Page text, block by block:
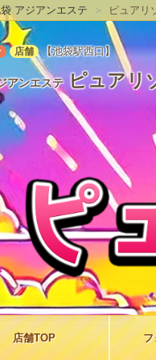
アジアンエステ ピュアリ
店舗 【池袋駅西口】
アンエステピュアリ
店舗TOP フ